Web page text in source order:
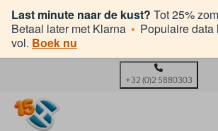
Last minute naar de kust? Tot 25%
Betaal later met Klarna • Populaire data
vol. Boek nu
+32 (0)2 5880303